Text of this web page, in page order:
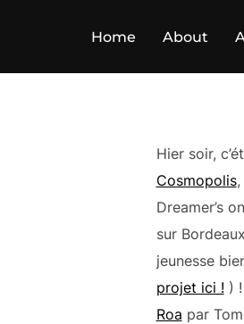
Home About
Hier soir,
Cosmopolis,
Dreamer’s
sur
jeunesse
projet ici !) !
Roa par